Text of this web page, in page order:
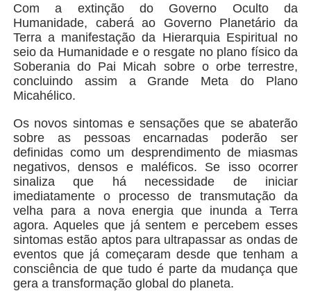
Com a extinção do Governo Oculto da
Humanidade, caberá ao Governo Planetário da
Terra a manifestação da Hierarquia Espiritual no
seio da Humanidade e o resgate no plano físico da
Soberania do Pai Micah sobre o orbe terrestre,
concluindo assim a Grande Meta do Plano
Micahélico.
Os novos sintomas e sensações que se abaterão
sobre as pessoas encarnadas poderão ser
definidas como um desprendimento de miasmas
negativos, densos e maléficos. Se isso ocorrer
sinaliza que há necessidade de iniciar
imediatamente o processo de transmutação da
velha para a nova energia que inunda a Terra
agora. Aqueles que já sentem e percebem esses
sintomas estão aptos para ultrapassar as ondas de
eventos que já começaram desde que tenham a
consciência de que tudo é parte da mudança que
gera a transformação global do planeta.